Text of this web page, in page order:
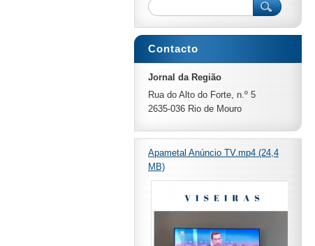
Contacto
Jornal da Região
Rua do Alto do Forte, n.º 5
2635-036 Rio de Mouro
Apametal Anúncio TV.mp4 (24,4
MB)